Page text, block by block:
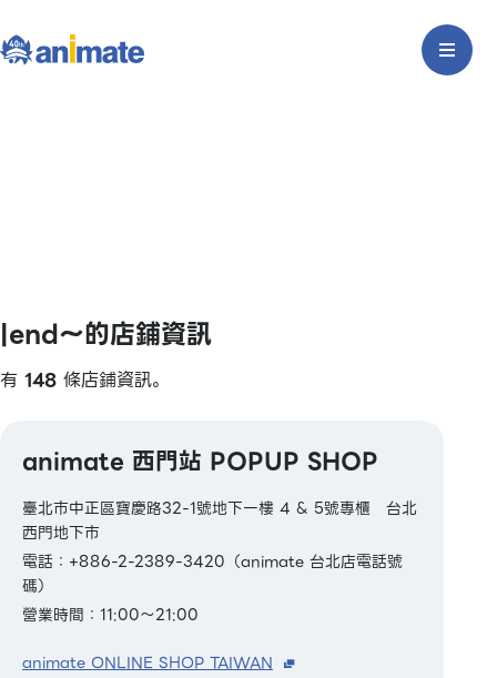
|end〜的店鋪資訊
有 148 條店鋪資訊。
animate 西門站 POPUP SHOP
臺北市中正區寶慶路32-1號地下一樓 4 & 5號專櫃 台北
西門地下市
電話：+886-2-2389-3420（animate 台北店電話號
碼）
營業時間：11:00～21:00
animate ONLINE SHOP TAIWAN